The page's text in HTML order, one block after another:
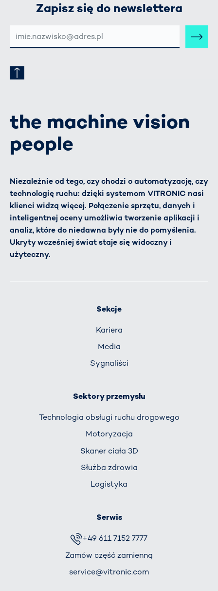
Zapisz się do newslettera
MAIL-
ADRESSE
the machine vision
people
Niezależnie od tego, czy chodzi o automatyzację, czy
technologię ruchu: dzięki systemom VITRONIC nasi
klienci widzą więcej. Połączenie sprzętu, danych i
inteligentnej oceny umożliwia tworzenie aplikacji i
analiz, które do niedawna były nie do pomyślenia.
Ukryty wcześniej świat staje się widoczny i
użyteczny.
Sekcje
Kariera
Media
Sygnaliści
Sektory przemysłu
Technologia obsługi ruchu drogowego
Motoryzacja
Skaner ciała 3D
Służba zdrowia
Logistyka
Serwis
+49 611 7152 7777
Zamów część zamienną
service@vitronic.com